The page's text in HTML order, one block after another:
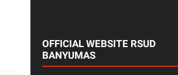
OFFICIAL WEBSITE RSUD
BANYUMAS